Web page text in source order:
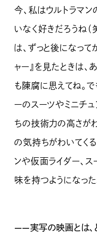
今、私はウルトラマ
いなく好きだろうね（
は、ずっと後になって
ャー』を見たときは、
も陳腐に思えてね。で
ーのスーツやミニチュ
ちの技術力の高さが
の気持ちがわいてくる
ンや仮面ライダー、
味を持つようになった
——実写の映画とは、